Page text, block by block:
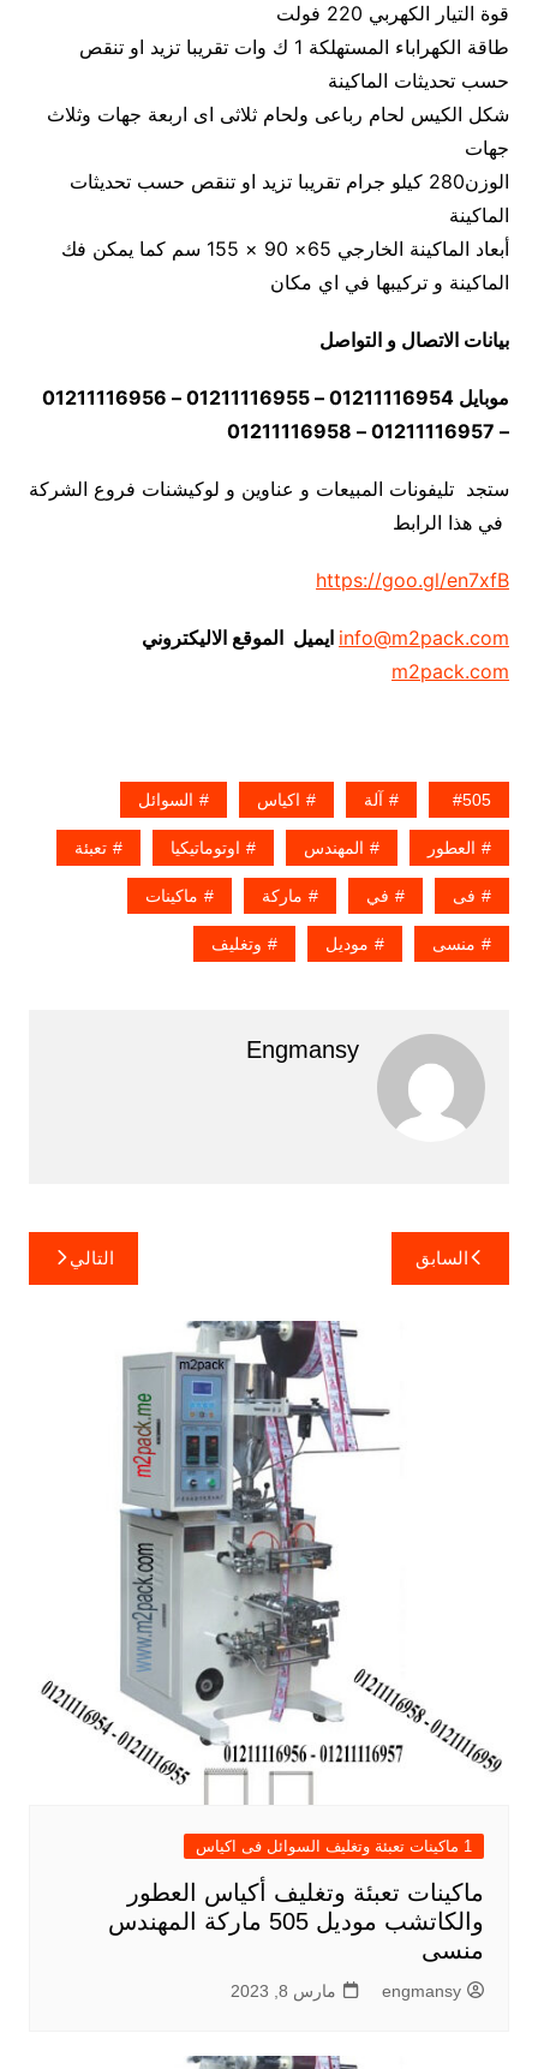
قوة التيار الكهربي 220 فولت
طاقة الكهراباء المستهلكة 1 ك وات تقريبا تزيد او تنقص
حسب تحديثات الماكينة
شكل الكيس لحام رباعى ولحام ثلاثى اى اربعة جهات وثلاث
جهات
الوزن280 كيلو جرام تقريبا تزيد او تنقص حسب تحديثات
الماكينة
أبعاد الماكينة الخارجي 65× 90 × 155 سم كما يمكن فك
الماكينة و تركيبها في اي مكان
بيانات الاتصال و التواصل
موبايل 01211116954 – 01211116955 – 01211116956
– 01211116957 – 01211116958
ستجد تليفونات المبيعات و عناوين و لوكيشنات فروع الشركة
في هذا الرابط
https://goo.gl/en7xfB
info@m2pack.com ايميل الموقع الاليكتروني
m2pack.com
505 آلة اكياس السوائل
العطور المهندس اوتوماتيكيا تعبئة
فى في ماركة ماكينات
منسى موديل وتغليف
Engmansy
تصفّح
المقالات
السابق التالي
1 ماكينات تعبئة وتغليف السوائل فى اكياس
ماكينات تعبئة وتغليف أكياس العطور
والكاتشب موديل 505 ماركة المهندس
منسى
engmansy مارس 8, 2023